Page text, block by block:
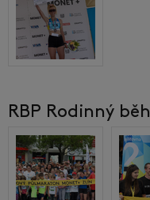
RBP Rodinný běh